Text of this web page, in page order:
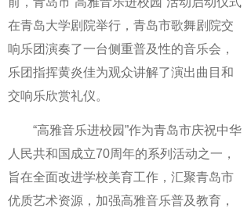
在青岛大学剧院举行，青岛市歌舞剧院交
响乐团演奏了一台侧重普及性的音乐会，
乐团指挥黄炎佳为观众讲解了演出曲目和
交响乐欣赏礼仪。
“高雅音乐进校园”作为青岛市庆祝中华
人民共和国成立70周年的系列活动之一，
旨在全面改进学校美育工作，汇聚青岛市
优质艺术资源，加强高雅音乐普及教育，